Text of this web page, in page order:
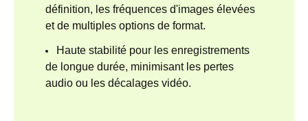
définition, les fréquences d'images élevées
et de multiples options de format.
Haute stabilité pour les enregistrements
de longue durée, minimisant les pertes
audio ou les décalages vidéo.